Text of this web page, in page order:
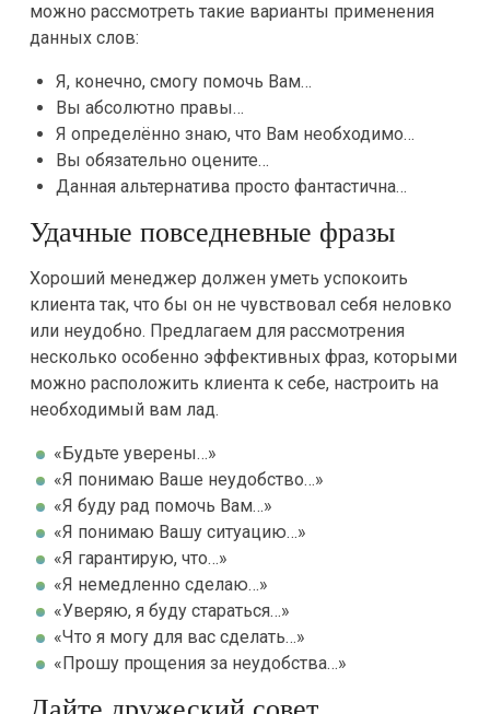
можно рассмотреть такие варианты применения
данных слов:
Я, конечно, смогу помочь Вам…
Вы абсолютно правы…
Я определённо знаю, что Вам необходимо…
Вы обязательно оцените…
Данная альтернатива просто фантастична…
Удачные повседневные фразы
Хороший менеджер должен уметь успокоить
клиента так, что бы он не чувствовал себя неловко
или неудобно. Предлагаем для рассмотрения
несколько особенно эффективных фраз, которыми
можно расположить клиента к себе, настроить на
необходимый вам лад.
«Будьте уверены…»
«Я понимаю Ваше неудобство…»
«Я буду рад помочь Вам…»
«Я понимаю Вашу ситуацию…»
«Я гарантирую, что…»
«Я немедленно сделаю…»
«Уверяю, я буду стараться…»
«Что я могу для вас сделать…»
«Прошу прощения за неудобства…»